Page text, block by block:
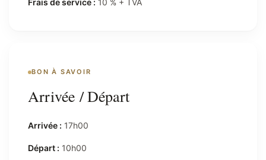
BON À SAVOIR
Arrivée / Départ
Arrivée : 17h00
Départ : 10h00